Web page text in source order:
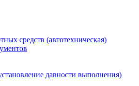
средств (автотехническая)
давности выполнения)